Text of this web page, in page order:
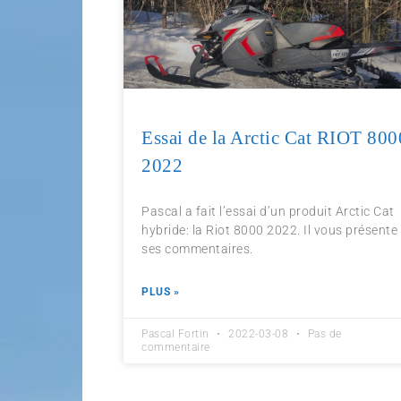
Essai de la Arctic Cat RIOT
2022
Pascal a fait l’essai d’un produit Arctic Cat
hybride: la Riot 8000 2022. Il vous présente
ses commentaires.
PLUS »
Pascal Fortin 2022-03-08
Pas de
commentaire